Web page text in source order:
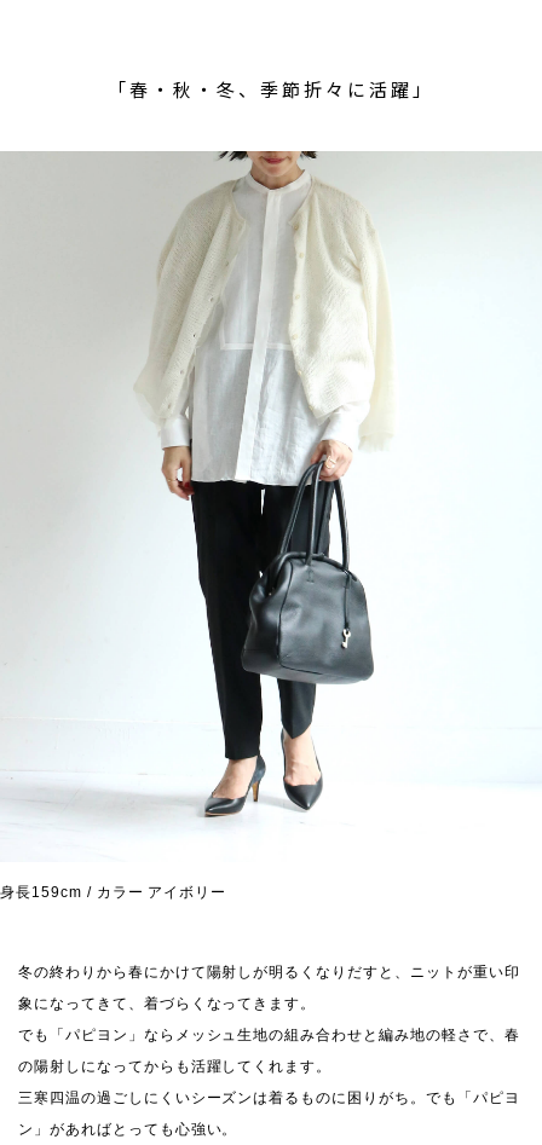
「春・秋・冬、季節折々に活躍」
身長159cm / カラー アイボリー
冬の終わりから春にかけて陽射しが明るくなりだすと、ニットが重い印
象になってきて、着づらくなってきます。
でも「パピヨン」ならメッシュ生地の組み合わせと編み地の軽さで、春
の陽射しになってからも活躍してくれます。
三寒四温の過ごしにくいシーズンは着るものに困りがち。でも「パピヨ
ン」があればとっても心強い。